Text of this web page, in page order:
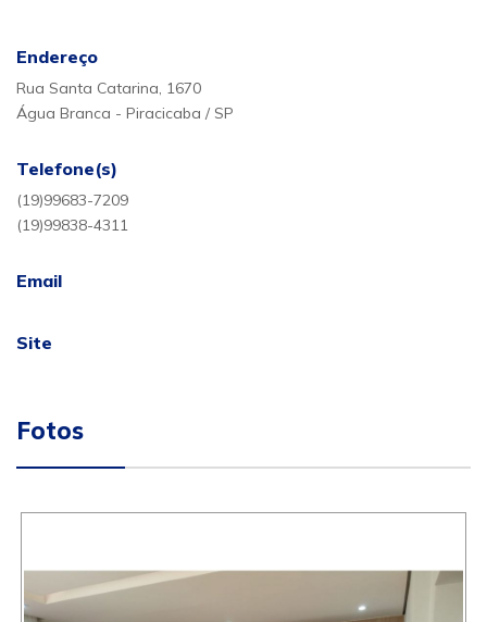
Endereço
Rua Santa Catarina, 1670
Água Branca - Piracicaba / SP
Telefone(s)
(19)99683-7209
(19)99838-4311
Email
Site
Fotos